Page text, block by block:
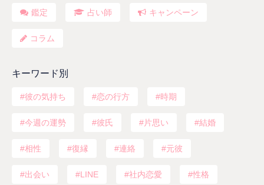
鑑定 占い師 キャンペーン
コラム
キーワード別
彼の気持ち 恋の行方 時期
今週の運勢 彼氏 片思い 結婚
相性 復縁 連絡 元彼
出会い LINE 社内恋愛 性格